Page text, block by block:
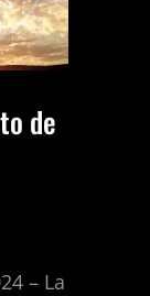
de
– La